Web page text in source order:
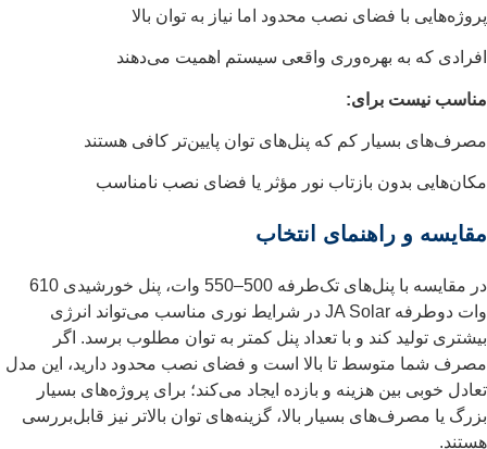
پروژه‌هایی با فضای نصب محدود اما نیاز به توان بالا
افرادی که به بهره‌وری واقعی سیستم اهمیت می‌دهند
مناسب نیست برای:
مصرف‌های بسیار کم که پنل‌های توان پایین‌تر کافی هستند
مکان‌هایی بدون بازتاب نور مؤثر یا فضای نصب نامناسب
مقایسه و راهنمای انتخاب
در مقایسه با پنل‌های تک‌طرفه 500–550 وات، پنل خورشیدی 610
وات دوطرفه JA Solar در شرایط نوری مناسب می‌تواند انرژی
بیشتری تولید کند و با تعداد پنل کمتر به توان مطلوب برسد. اگر
مصرف شما متوسط تا بالا است و فضای نصب محدود دارید، این مدل
تعادل خوبی بین هزینه و بازده ایجاد می‌کند؛ برای پروژه‌های بسیار
بزرگ یا مصرف‌های بسیار بالا، گزینه‌های توان بالاتر نیز قابل‌بررسی
هستند.